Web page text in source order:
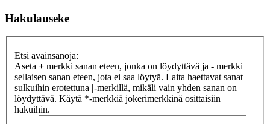
Hakulauseke
Etsi avainsanoja:
Aseta + merkki sanan eteen, jonka on löydyttävä ja - merkki
sellaisen sanan eteen, jota ei saa löytyä. Laita haettavat sanat
sulkuihin erotettuna |-merkillä, mikäli vain yhden sanan on
löydyttävä. Käytä *-merkkiä jokerimerkkinä osittaisiin
hakuihin.